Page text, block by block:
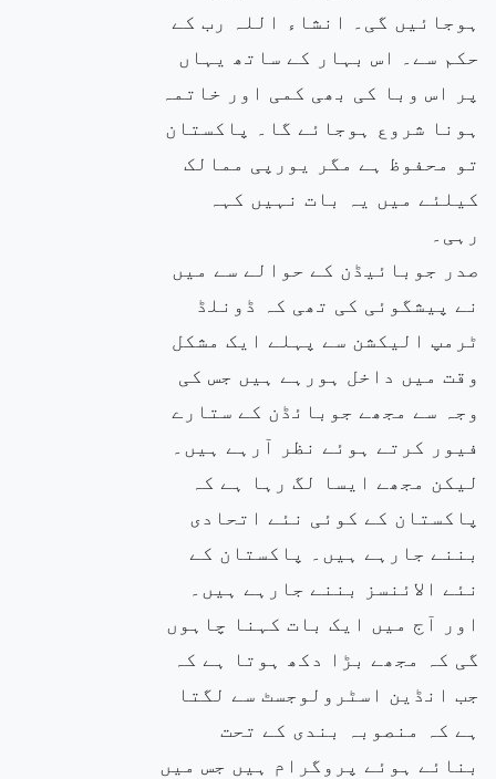
ہوجائیں گی۔ انشاء اللہ رب کے
حکم سے۔ اس بہار کے ساتھ یہاں
پر اس وبا کی بھی کمی اور خاتمہ
ہونا شروع ہوجائے گا۔ پاکستان
تو محفوظ ہے مگر یورپی ممالک
کیلئے میں یہ بات نہیں کہہ
رہی۔
صدر جوبائیڈن کے حوالے سے میں
نے پیشگوئی کی تھی کہ ڈونلڈ
ٹرمپ الیکشن سے پہلے ایک مشکل
وقت میں داخل ہورہے ہیں جس کی
وجہ سے مجھے جوبائڈن کے ستارے
فیور کرتے ہوئے نظر آرہے ہیں۔
لیکن مجھے ایسا لگ رہا ہے کہ
پاکستان کے کوئی نئے اتحادی
بننے جارہے ہیں۔ پاکستان کے
نئے الائنسز بننے جارہے ہیں۔
اور آج میں ایک بات کہنا چاہوں
گی کہ مجھے بڑا دکھ ہوتا ہے کہ
جب انڈین اسٹرولوجسٹ سے لگتا
ہے کہ منصوبہ بندی کے تحت
بنائے ہوئے پروگرام ہیں جس میں